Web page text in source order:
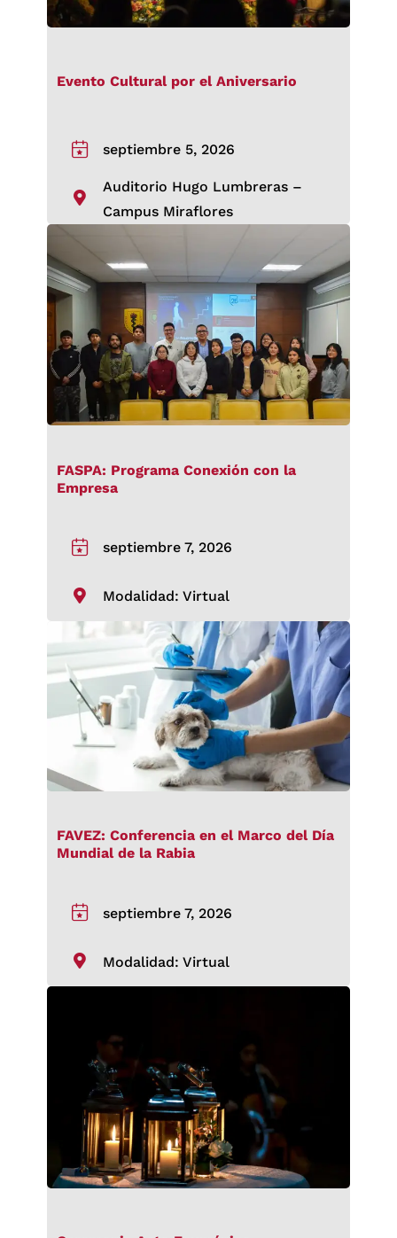
Evento Cultural por el Aniversario
septiembre 5, 2026
Auditorio Hugo Lumbreras –
Campus Miraflores
FASPA: Programa Conexión con la
Empresa
septiembre 7, 2026
Modalidad: Virtual
FAVEZ: Conferencia en el Marco del Día
Mundial de la Rabia
septiembre 7, 2026
Modalidad: Virtual